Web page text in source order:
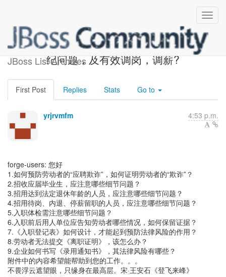
JBoss List Archives
forge-users:如何处理员工违
纪问题，及有效调岗，调薪?
First Post Replies Stats Go to
yrjrvmfm 4:53 p.m.
forge-users: 您好
1.如何预防劳动者的“应聘欺诈”，如何证明劳动者的“欺诈”？
2.招收应届毕业生，应注意哪些细节问题？
3.招用达到法定退休年龄的人员，应注意哪些细节问题？
4.招用待岗、内退、停薪留职的人员，应注意哪些细节问题？
5.入职体检需注意哪些细节问题？
6.入职前后用人单位应告知劳动者哪些情况，如何保留证据？
7.《入职登记表》如何设计，才能起到预防法律风险的作用？
8.劳动者无法提交《离职证明》，该怎么办？
9.企业如何书写《录用通知书》，其法律风险有哪些？
附件中的内容希望能帮助到您的工作。。。
不畏浮云遮望眼，只缘身在最高层。宋·王安石《登飞来峰》